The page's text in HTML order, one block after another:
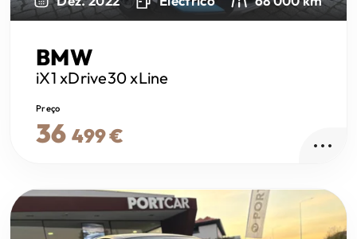
BMW
iX1 xDrive30 xLine
Preço
36 499 €